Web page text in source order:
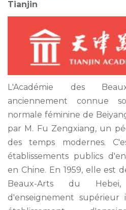
Tianjin
L'Académie des
anciennement connue
normale féminine de
par M. Fu Zengxiang, un
des temps modernes.
établissements publics
en Chine. En 1959, elle est
Beaux-Arts du
d'enseignement supérieur